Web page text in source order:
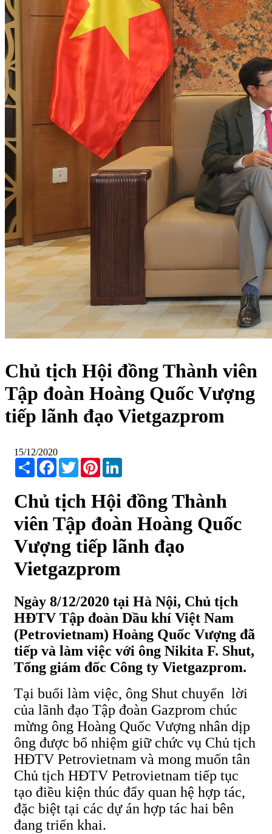
Chủ tịch Hội đồng Thành viên
Tập đoàn Hoàng Quốc Vượng
tiếp lãnh đạo Vietgazprom
15/12/2020
Share Facebook
TwitterPinterest
Chủ tịch Hội đồng Thành
viên Tập đoàn Hoàng Quốc
Vượng tiếp lãnh đạo
Vietgazprom
Ngày 8/12/2020 tại Hà Nội, Chủ tịch
HĐTV Tập đoàn Dầu khí Việt Nam
(Petrovietnam) Hoàng Quốc Vượng đã
tiếp và làm việc với ông Nikita F. Shut,
Tổng giám đốc Công ty Vietgazprom.
Tại buổi làm việc, ông Shut chuyển lời
của lãnh đạo Tập đoàn Gazprom chúc
mừng ông Hoàng Quốc Vượng nhân dịp
ông được bổ nhiệm giữ chức vụ Chủ tịch
HĐTV Petrovietnam và mong muốn tân
Chủ tịch HĐTV Petrovietnam tiếp tục
tạo điều kiện thúc đẩy quan hệ hợp tác,
đặc biệt tại các dự án hợp tác hai bên
đang triển khai.